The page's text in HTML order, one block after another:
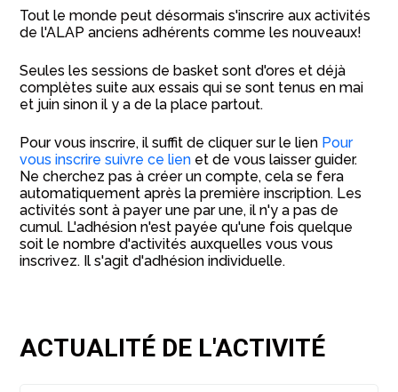
Tout le monde peut désormais s'inscrire aux activités
de l'ALAP anciens adhérents comme les nouveaux!
Seules les sessions de basket sont d'ores et déjà
complètes suite aux essais qui se sont tenus en mai
et juin sinon il y a de la place partout.
Pour vous inscrire, il suffit de cliquer sur le lien Pour
vous inscrire suivre ce lien et de vous laisser guider.
Ne cherchez pas à créer un compte, cela se fera
automatiquement après la première inscription. Les
activités sont à payer une par une, il n'y a pas de
cumul. L'adhésion n'est payée qu'une fois quelque
soit le nombre d'activités auxquelles vous vous
inscrivez. Il s'agit d'adhésion individuelle.
ACTUALITÉ DE L'ACTIVITÉ